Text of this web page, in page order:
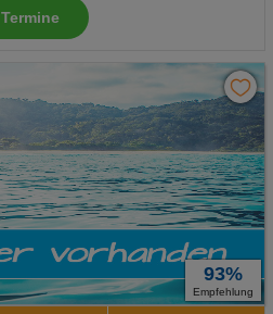
Termine
93%
Empfehlung